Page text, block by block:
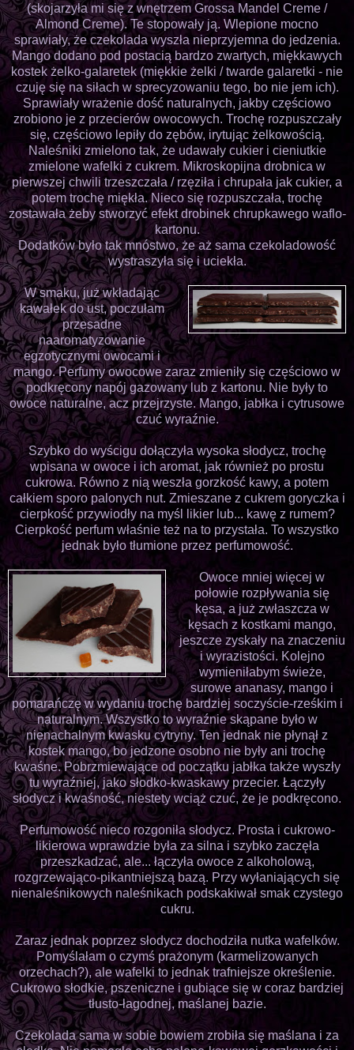
(skojarzyła mi się z wnętrzem Grossa Mandel Creme /
Almond Creme). Te stopowały ją. Wlepione mocno
sprawiały, że czekolada wyszła nieprzyjemna do jedzenia.
Mango dodano pod postacią bardzo zwartych, miękkawych
kostek żelko-galaretek (miękkie żelki / twarde galaretki - nie
czuję się na siłach w sprecyzowaniu tego, bo nie jem ich).
Sprawiały wrażenie dość naturalnych, jakby częściowo
zrobiono je z przecierów owocowych. Trochę rozpuszczały
się, częściowo lepiły do zębów, irytując żelkowością.
Naleśniki zmielono tak, że udawały cukier i cieniutkie
zmielone wafelki z cukrem. Mikroskopijna drobnica w
pierwszej chwili trzeszczała / rzęziła i chrupała jak cukier, a
potem trochę miękła. Nieco się rozpuszczała, trochę
zostawała żeby stworzyć efekt drobinek chrupkawego waflo-
kartonu.
Dodatków było tak mnóstwo, że aż sama czekoladowość
wystraszyła się i uciekła.
W smaku, już wkładając
kawałek do ust, poczułam
przesadne
naaromatyzowanie
egzotycznymi owocami i
mango. Perfumy owocowe zaraz zmieniły się częściowo w
podkręcony napój gazowany lub z kartonu. Nie były to
owoce naturalne, acz przejrzyste. Mango, jabłka i cytrusowe
czuć wyraźnie.
Szybko do wyścigu dołączyła wysoka słodycz, trochę
wpisana w owoce i ich aromat, jak również po prostu
cukrowa. Równo z nią weszła gorzkość kawy, a potem
całkiem sporo palonych nut. Zmieszane z cukrem goryczka i
cierpkość przywiodły na myśl likier lub... kawę z rumem?
Cierpkość perfum właśnie też na to przystała. To wszystko
jednak było tłumione przez perfumowość.
Owoce mniej więcej w
połowie rozpływania się
kęsa, a już zwłaszcza w
kęsach z kostkami mango,
jeszcze zyskały na znaczeniu
i wyrazistości. Kolejno
wymieniłabym świeże,
surowe ananasy, mango i
pomarańczę w wydaniu trochę bardziej soczyście-rześkim i
naturalnym. Wszystko to wyraźnie skąpane było w
nienachalnym kwasku cytryny. Ten jednak nie płynął z
kostek mango, bo jedzone osobno nie były ani trochę
kwaśne. Pobrzmiewające od początku jabłka także wyszły
tu wyraźniej, jako słodko-kwaskawy przecier. Łączyły
słodycz i kwaśność, niestety wciąż czuć, że je podkręcono.
Perfumowość nieco rozgoniła słodycz. Prosta i cukrowo-
likierowa wprawdzie była za silna i szybko zaczęła
przeszkadzać, ale... łączyła owoce z alkoholową,
rozgrzewająco-pikantniejszą bazą. Przy wyłaniających się
nienaleśnikowych naleśnikach podskakiwał smak czystego
cukru.
Zaraz jednak poprzez słodycz dochodziła nutka wafelków.
Pomyślałam o czymś prażonym (karmelizowanych
orzechach?), ale wafelki to jednak trafniejsze określenie.
Cukrowo słodkie, pszeniczne i gubiące się w coraz bardziej
tłusto-łagodnej, maślanej bazie.
Czekolada sama w sobie bowiem zrobiła się maślana i za